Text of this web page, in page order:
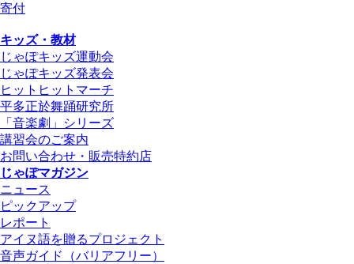
寄付
キッズ・教材
じゃぽキッズ運動会
じゃぽキッズ発表会
ヒットヒットマーチ
平多正於舞踊研究所
「音楽劇」シリーズ
講習会のご案内
お問い合わせ・販売特約店
じゃぽマガジン
ニュース
ピックアップ
レポート
アイヌ語を贈るプロジェクト
音声ガイド（バリアフリー）